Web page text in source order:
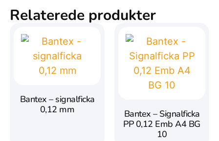
Relaterede produkter
Bantex – signalficka
0,12 mm
Bantex – Signalficka
PP 0,12 Emb A4 BG
10